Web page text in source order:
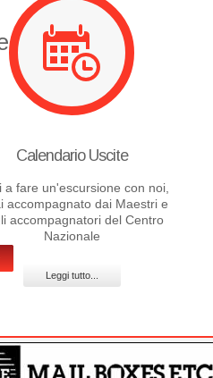
Calendario Uscite
a fare un'escursione con noi,
accompagnato dai Maestri e
accompagnatori del Centro
Nazionale
Leggi tutto...